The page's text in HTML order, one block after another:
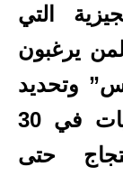
التي
يرغبون
وتحديد
السن الأقصى لاجتياز المباريات في 30
حتى